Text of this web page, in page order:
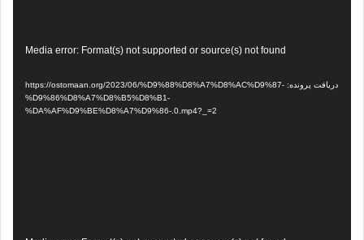
Media error: Format(s) not supported or source(s) not found
دریافت پرونده: https://ostomaan.org/2023/06/%D9%88%D8%A7%D8%AC%D9%87-
%D9%86%D8%A7%D8%B5%D8%B1-
%DA%AF%D9%BE%D8%A7%D9%86-.0.mp4?_=2